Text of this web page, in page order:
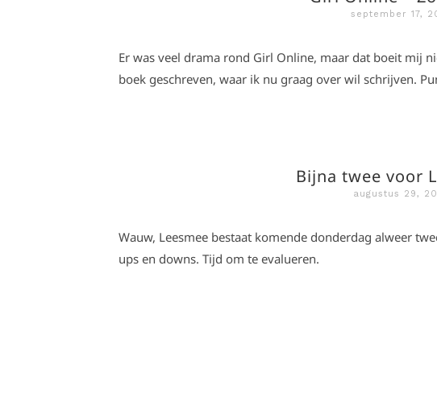
september 17,
Er was veel drama rond Girl Online, maar dat boeit mij
boek geschreven, waar ik nu graag over wil schrijven.
Bijna twee voor
augustus 29,
Wauw, Leesmee bestaat komende donderdag alweer
ups en downs. Tijd om te evalueren.